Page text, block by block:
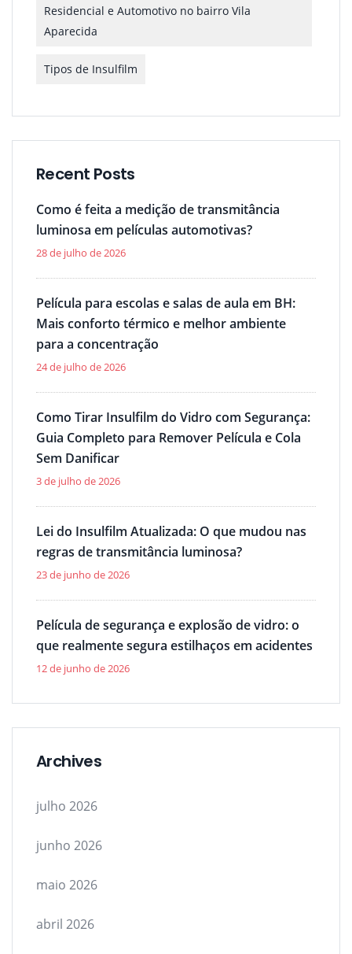
Residencial e Automotivo no bairro Vila
Aparecida
Tipos de Insulfilm
Recent Posts
Como é feita a medição de transmitância
luminosa em películas automotivas?
28 de julho de 2026
Película para escolas e salas de aula em BH:
Mais conforto térmico e melhor ambiente
para a concentração
24 de julho de 2026
Como Tirar Insulfilm do Vidro com Segurança:
Guia Completo para Remover Película e Cola
Sem Danificar
3 de julho de 2026
Lei do Insulfilm Atualizada: O que mudou nas
regras de transmitância luminosa?
23 de junho de 2026
Película de segurança e explosão de vidro: o
que realmente segura estilhaços em acidentes
12 de junho de 2026
Archives
julho 2026
junho 2026
maio 2026
abril 2026